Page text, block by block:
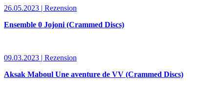
26.05.2023 | Rezension
Ensemble 0 Jojoni (Crammed Discs)
09.03.2023 | Rezension
Aksak Maboul Une aventure de VV (Crammed Discs)